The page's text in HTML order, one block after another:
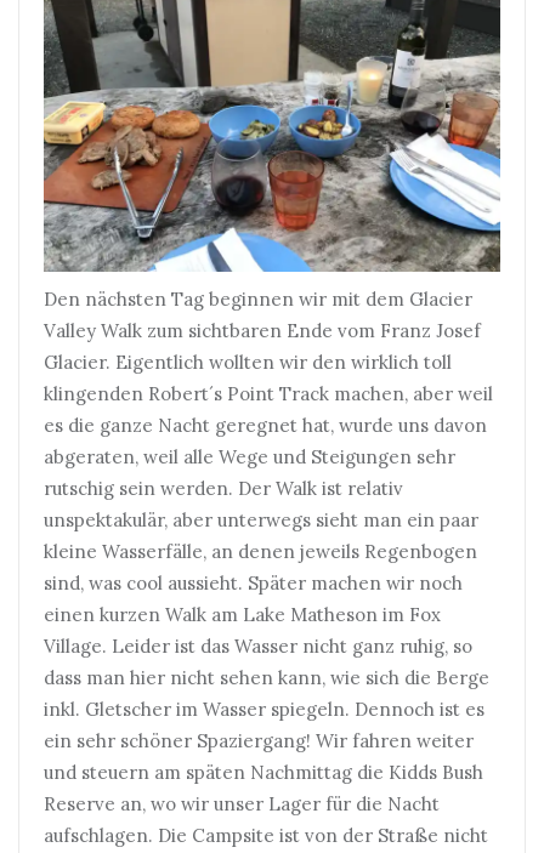
Den nächsten Tag beginnen wir mit dem Glacier
Valley Walk zum sichtbaren Ende vom Franz Josef
Glacier. Eigentlich wollten wir den wirklich toll
klingenden Robert´s Point Track machen, aber weil
es die ganze Nacht geregnet hat, wurde uns davon
abgeraten, weil alle Wege und Steigungen sehr
rutschig sein werden. Der Walk ist relativ
unspektakulär, aber unterwegs sieht man ein paar
kleine Wasserfälle, an denen jeweils Regenbogen
sind, was cool aussieht. Später machen wir noch
einen kurzen Walk am Lake Matheson im Fox
Village. Leider ist das Wasser nicht ganz ruhig, so
dass man hier nicht sehen kann, wie sich die Berge
inkl. Gletscher im Wasser spiegeln. Dennoch ist es
ein sehr schöner Spaziergang! Wir fahren weiter
und steuern am späten Nachmittag die Kidds Bush
Reserve an, wo wir unser Lager für die Nacht
aufschlagen. Die Campsite ist von der Straße nicht